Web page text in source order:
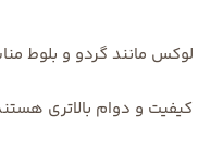
لوکس مانند گردو و
و دوام بالاتری